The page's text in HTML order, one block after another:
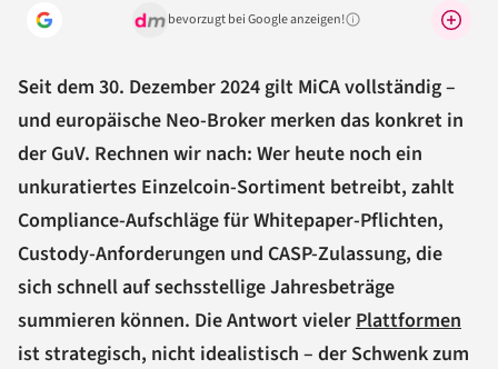
bevorzugt bei Google anzeigen!Warum lohnt sich das?
Seit dem 30. Dezember 2024 gilt MiCA vollständig –
und europäische Neo-Broker merken das konkret in
der GuV. Rechnen wir nach: Wer heute noch ein
unkuratiertes Einzelcoin-Sortiment betreibt, zahlt
Compliance-Aufschläge für Whitepaper-Pflichten,
Custody-Anforderungen und CASP-Zulassung, die
sich schnell auf sechsstellige Jahresbeträge
summieren können. Die Antwort vieler Plattformen
ist strategisch, nicht idealistisch – der Schwenk zum